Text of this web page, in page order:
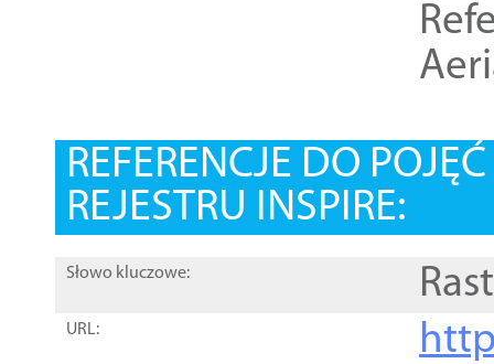
REFERENCJE DO
REJESTRU INSPIRE:
Słowo kluczowe:
URL: